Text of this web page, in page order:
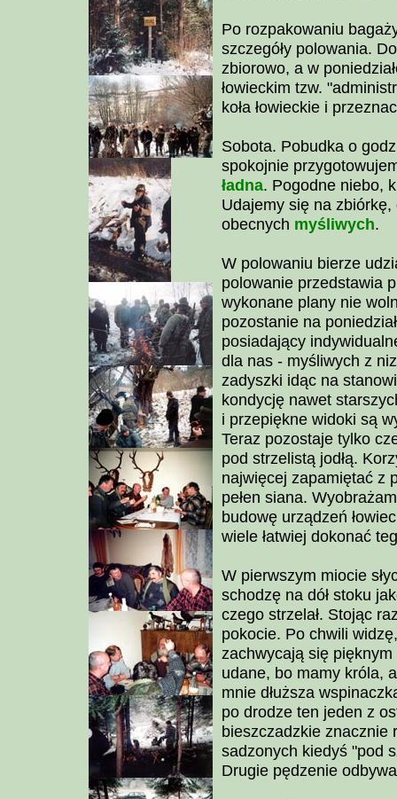
Po rozpakowaniu
szczegóły polowania.
zbiorowo, a w
łowieckim tzw.
koła łowieckie i
Sobota. Pobudka o
spokojnie
ładna. Pogodne niebo,
Udajemy się na
obecnych myśliwych.
W polowaniu bierze
polowanie przedstawia
wykonane plany nie
pozostanie na
posiadający
dla nas - myśliwych z
zadyszki idąc na
kondycję nawet
i przepiękne widoki są
Teraz pozostaje tylko
pod strzelistą jodłą.
najwięcej zapamiętać z
pełen siana.
budowę urządzeń
wiele łatwiej dokonać
W pierwszym miocie
schodzę na dół stoku
czego strzelał. Stojąc
pokocie. Po chwili
zachwycają się
udane, bo mamy króla,
mnie dłuższa
po drodze ten jeden z
bieszczadzkie znacznie
sadzonych kiedyś "pod
Drugie pędzenie